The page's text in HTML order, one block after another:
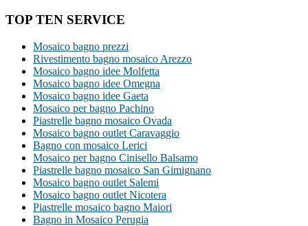
TOP TEN SERVICE
Mosaico bagno prezzi
Rivestimento bagno mosaico Arezzo
Mosaico bagno idee Molfetta
Mosaico bagno idee Omegna
Mosaico bagno idee Gaeta
Mosaico per bagno Pachino
Piastrelle bagno mosaico Ovada
Mosaico bagno outlet Caravaggio
Bagno con mosaico Lerici
Mosaico per bagno Cinisello Balsamo
Piastrelle bagno mosaico San Gimignano
Mosaico bagno outlet Salemi
Mosaico bagno outlet Nicotera
Piastrelle mosaico bagno Maiori
Bagno in Mosaico Perugia